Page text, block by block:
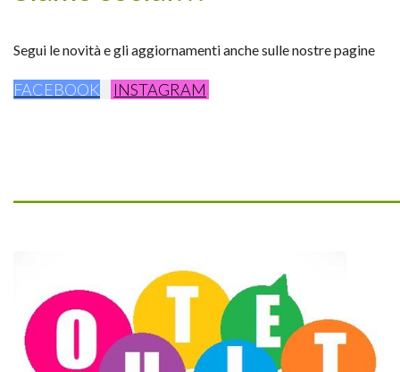
Segui le novità e gli aggiornamenti anche sulle nostre pagine
FACEBOOK INSTAGRAM